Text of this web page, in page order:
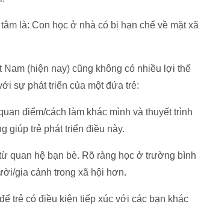
là: Con học ở nhà có bị hạn chế về mặt xã
(hiện nay) cũng không có nhiều lợi thế
sự phát triển của một đứa trẻ:
điểm/cách làm khác mình và thuyết trình
giúp trẻ phát triển điều này.
quan hệ bạn bè. Rõ ràng học ở trường bình
gia cảnh trong xã hội hơn.
trẻ có điều kiện tiếp xúc với các bạn khác